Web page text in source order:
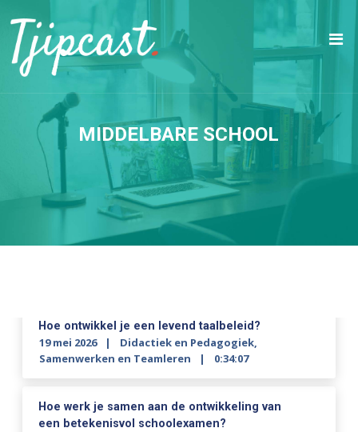
MIDDELBARE SCHOOL
Hoe ontwikkel je een levend taalbeleid?
19 mei 2026 Didactiek en Pedagogiek,
Samenwerken en Teamleren
0:34:07
Hoe werk je samen aan de ontwikkeling van
een betekenisvol schoolexamen?